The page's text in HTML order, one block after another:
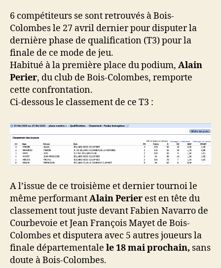
classement
après
T3
Bande
(27/04)
6 compétiteurs se sont retrouvés à Bois-
Colombes le 27 avril dernier pour disputer la
dernière phase de qualification (T3) pour la
finale de ce mode de jeu.
Habitué à la première place du podium, Alain
Perier, du club de Bois-Colombes, remporte
cette confrontation.
Ci-dessous le classement de ce T3 :
A l’issue de ce troisième et dernier tournoi le
même performantAlain Perier est en tête du
classement tout juste devant Fabien Navarro de
Courbevoie et Jean François Mayet de Bois-
Colombes et disputera avec 5 autres joueurs la
finale départementale le 18 mai prochain, sans
doute à Bois-Colombes.